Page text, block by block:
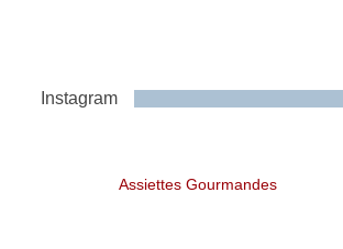
Instagram
Assiettes Gourmandes